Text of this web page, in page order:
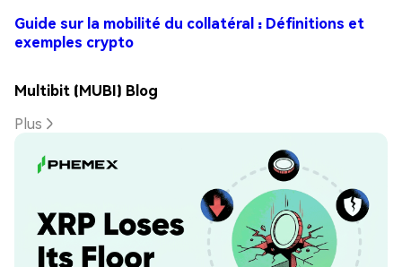
Guide sur la mobilité du collatéral : Définitions et
exemples crypto
Multibit (MUBI) Blog
Plus